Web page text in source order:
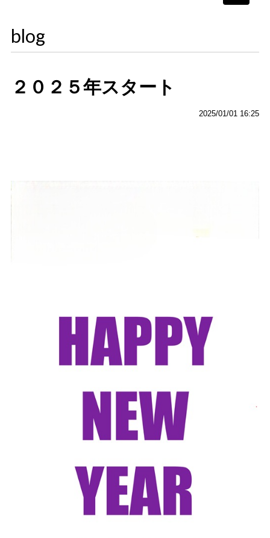
blog
２０２５年スタート
2025/01/01 16:25